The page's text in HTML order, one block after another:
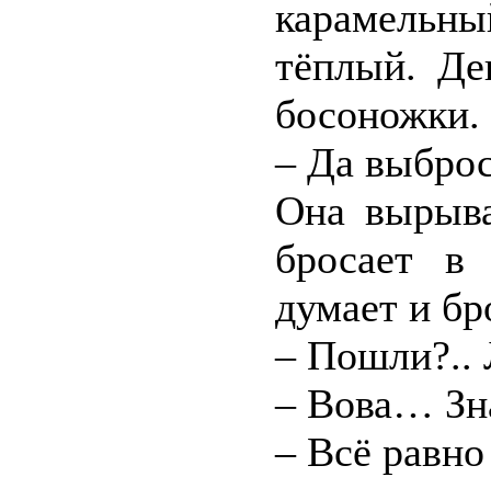
тёплый.
– Да
Она
бросает в
думает и
– Пошли?..
– Вова…
– Всё